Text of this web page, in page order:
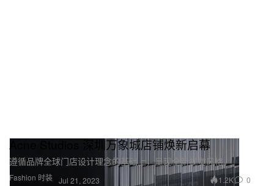
Fashion 时装
Acne Studios 深圳万象城店铺焕新启幕
遵循品牌全球门店设计理念的基础上，呈现全新视觉风格。
Jul 21, 2023 1.2K 0